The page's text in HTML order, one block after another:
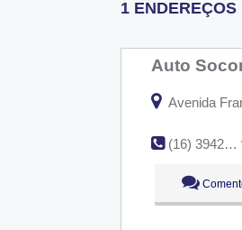
1
Auto
Avenida
(16) 3942-3220